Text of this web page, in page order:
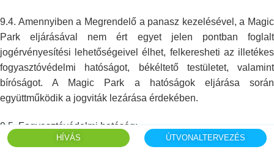
HÍVÁS ÚTVONALTERVEZÉS
9.4. Amennyiben a Megrendelő a panasz kezelésével, a Magic
Park eljárásával
nem ért egyet jelen pontban foglalt
jogérvényesítési lehetőségeivel élhet, felkeresheti az illetékes
fogyasztóvédelmi hatóságot, békéltető testületet, valamint
bíróságot. A Magic Park a hatóságok eljárása során
együttműködik a jogviták lezárása érdekében.
9.5. Fogyasztóvédelmi hatóság: